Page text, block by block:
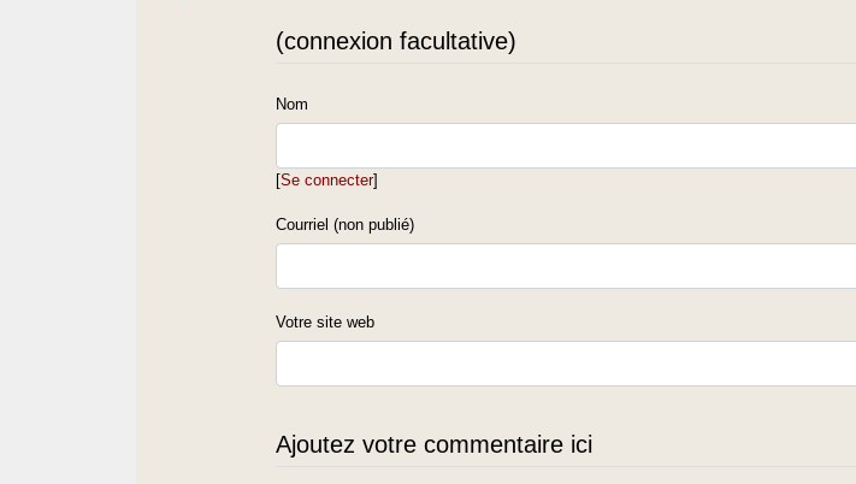
(connexion facultative)
Nom
[Se connecter]
Courriel (non publié)
Votre site web
Ajoutez votre commentaire ici